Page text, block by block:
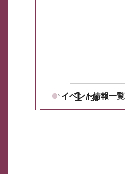
1 30
イベント情報一覧